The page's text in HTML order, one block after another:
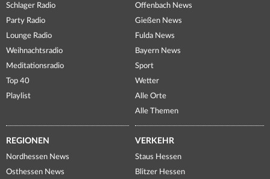
Schlager Radio
Party Radio
Lounge Radio
Weihnachtsradio
Meditationsradio
Top 40
Playlist
Offenbach News
Gießen News
Fulda News
Bayern News
Sport
Wetter
Alle Orte
Alle Themen
REGIONEN
Nordhessen News
Osthessen News
VERKEHR
Staus Hessen
Blitzer Hessen